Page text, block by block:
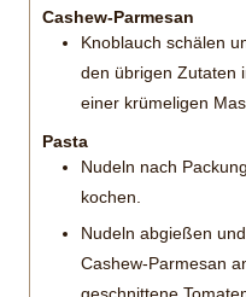
Cashew-Parmesan
Knoblauch schälen
den übrigen Zutaten
einer krümeligen
Pasta
Nudeln nach
kochen.
Nudeln abgießen
Cashew-Parmesan